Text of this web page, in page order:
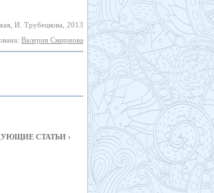
И. Трубецкова, 2013
Валерия Смирнова
СТАТЬИ ›